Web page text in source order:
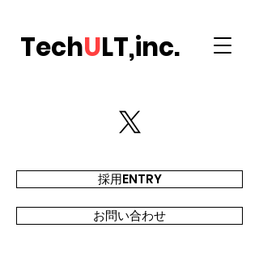
TechULT,inc.
採用ENTRY
お問い合わせ